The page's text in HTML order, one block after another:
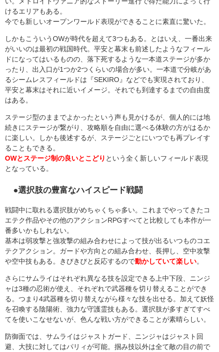
けるエリアもある。
今でも新しいオープンワールド表現ができることに素直に驚いた。
しかもこういうOWが時代を超えて3つもある。とはいえ、一番出来
がいいのは最初の戦国時代。平安と幕末も前述したようなフィール
ドになってはいるものの、落下死するような一本道ステージが多か
ったり、出入口が1つか2つくらいの場合が多い。一本道で分岐があ
るシームレスフィールドは『SEKIRO』などでも実現されており、
平安と幕末はそれに近いイメージ。それでも到達するまでの自由度
はある。
ステージ型のままでよかったという声も見かけるが、個人的には地
続きにステージが繋がり、攻略順を自由に選べる体験の方がはるか
に楽しい。しかも後述するが、ステージごとにいつでも再プレイす
ることもできる。
OWとステージ制の良いとこどり という全く新しいフィールド表現
となっている。
●選択肢の豊富なハイスピード戦闘
戦闘中に取れる選択肢がめちゃくちゃ多い。これまでやってきたコ
エテク作品やその他のアクションRPGすべてと比較しても本作が一
番多いかもしれない。
基本は弱攻撃と強攻撃の組み合わせによって技が出るいつものコエ
テクアクション。ガードや方向との組み合わせ、長押し、空中攻撃
や空中技もある。きびきびと反応するので動かしていて楽しい。
さらにサムライはそれぞれ異なる技を設定できる上中下段、ニンジ
ャは3種の忍術が使え、それぞれで武器種を切り替えることができ
る。つまり4武器種を切り替えながら様々な技を出せる。加えて妖怪
を召喚する陰陽術、強力な守護霊技もある。選択肢が多すぎてすべ
てを使いこなせないが、色んな戦い方ができることが素晴らしい。
防御面では、サムライはジャストガード、ニンジャはジャスト回
避、大技に対してはパリィが可能。掴み技以外は全て敵の目の前で